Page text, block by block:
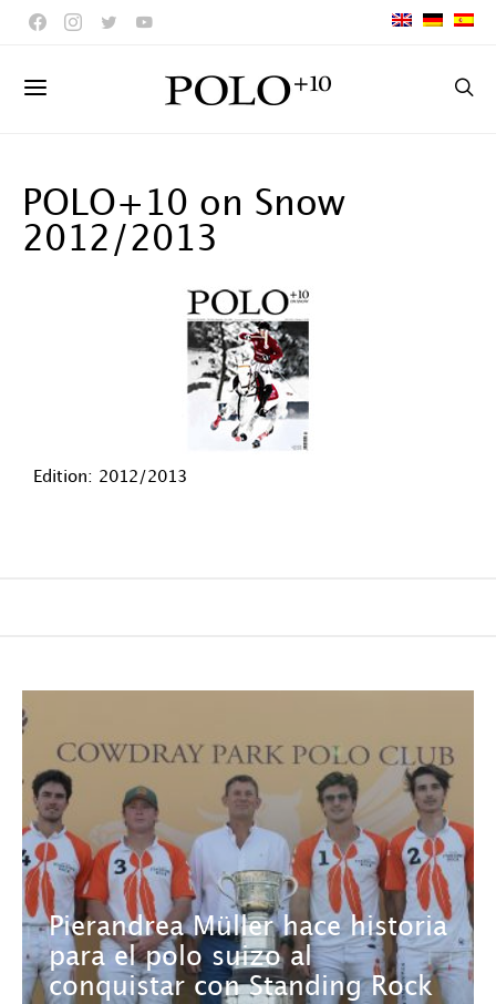
POLO+10 on Snow
2012/2013
Edition: 2012/2013
Pierandrea Müller hace historia
para el polo suizo al
conquistar con Standing Rock